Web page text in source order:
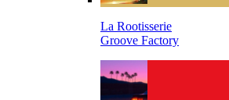
La Rootisserie
Groove Factory